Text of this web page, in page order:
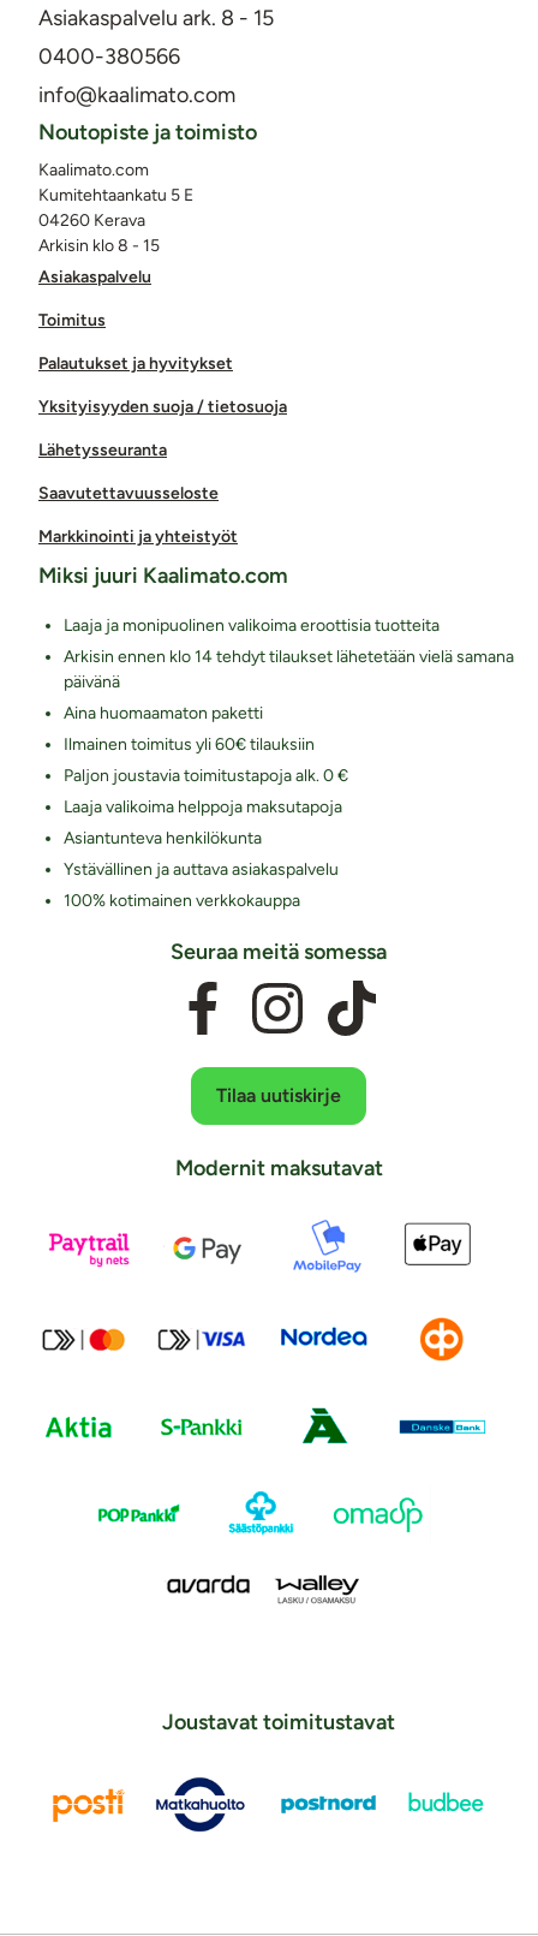
Asiakaspalvelu ark. 8 - 15
0400-380566
info@kaalimato.com
Asiakaspalvelu
Toimitus
Palautukset ja hyvitykset
Yksityisyyden suoja / tietosuoja
Lähetysseuranta
Saavutettavuusseloste
Markkinointi ja yhteistyöt
Noutopiste ja toimisto
Kaalimato.com
Kumitehtaankatu 5 E
04260 Kerava
Arkisin klo 8 - 15
Miksi juuri Kaalimato.com
Laaja ja monipuolinen valikoima eroottisia tuotteita
Arkisin ennen klo 14 tehdyt tilaukset lähetetään vielä samana
päivänä
Aina huomaamaton paketti
Ilmainen toimitus yli 60€ tilauksiin
Paljon joustavia toimitustapoja alk. 0 €
Laaja valikoima helppoja maksutapoja
Asiantunteva henkilökunta
Ystävällinen ja auttava asiakaspalvelu
100% kotimainen verkkokauppa
Seuraa meitä somessa
Tilaa uutiskirje
Modernit maksutavat
Joustavat toimitustavat